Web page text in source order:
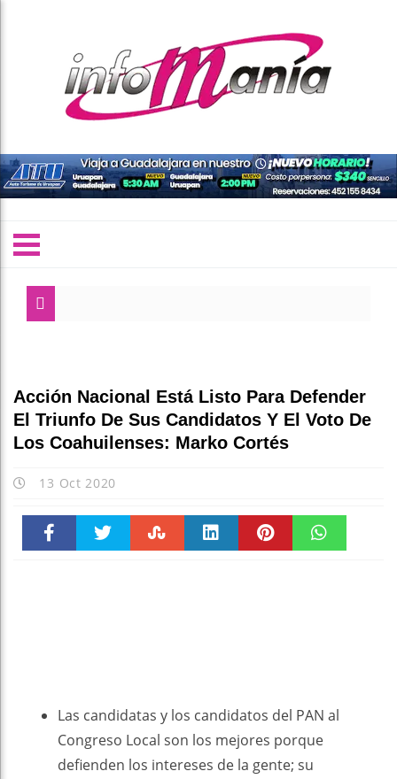
Acción Nacional Está Listo Para Defender
El Triunfo De Sus Candidatos Y El Voto De
Los Coahuilenses: Marko Cortés
13 Oct 2020
Las candidatas y los candidatos del PAN al
Congreso Local son los mejores porque
defienden los intereses de la gente; su